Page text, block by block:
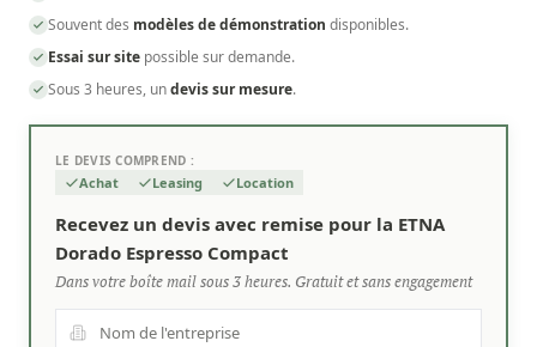
Souvent des modèles de démonstration disponibles.
Essai sur site possible sur demande.
Sous 3 heures, undevis sur mesure.
LE DEVIS COMPREND :
Achat Leasing Location
Recevez un devis avec remise pour la ETNA
Dorado Espresso Compact
Dans votre boîte mail sous 3 heures. Gratuit et sans engagement